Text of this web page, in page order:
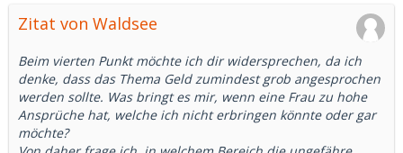
Zitat von Waldsee
Beim vierten Punkt möchte ich dir widersprechen, da ich
denke, dass das Thema Geld zumindest grob angesprochen
werden sollte. Was bringt es mir, wenn eine Frau zu hohe
Ansprüche hat, welche ich nicht erbringen könnte oder gar
möchte?